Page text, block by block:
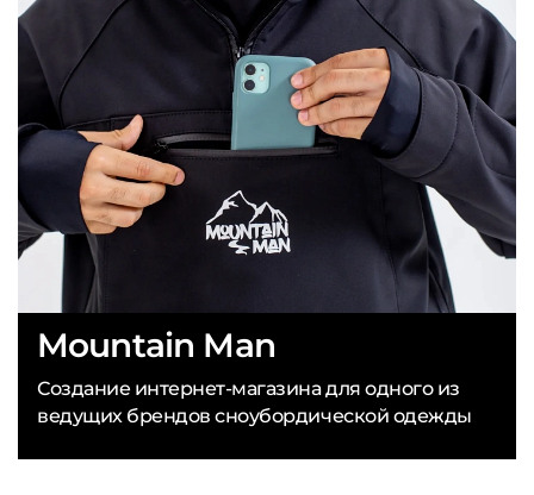
Mountain Man
Создание интернет-магазина для одного из
ведущих брендов сноубордической одежды